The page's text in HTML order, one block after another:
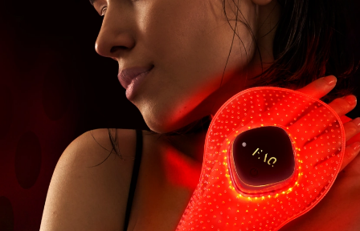
用户信息
我的设备
我的订单
我的地址
我的订阅
FAQ™ Pure Beauty-Tech Elixir
BREAKING NEWS
issa™ Teeth Whitening Set
Deutsch
Español
Italiano
Português
Svenska
Русский
Türkçe
简体中文 繁體中文
发货国家